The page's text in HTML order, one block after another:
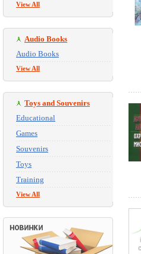
View All
Audio Books
Audio Books
View All
Toys and Souvenirs
Educational
Games
Souvenirs
Toys
Training
View All